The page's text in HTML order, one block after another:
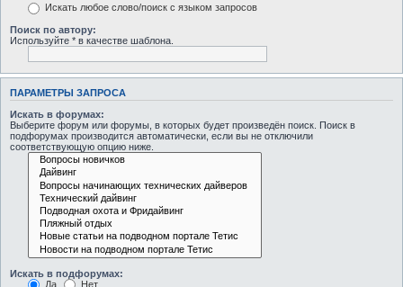
Искать любое слово/поиск с языком запросов
Поиск по автору:
Используйте * в качестве шаблона.
ПАРАМЕТРЫ ЗАПРОСА
Искать в форумах:
Выберите форум или форумы, в которых будет произведён поиск. Поиск в
подфорумах производится автоматически, если вы не отключили
соответствующую опцию ниже.
Искать в подфорумах:
Да
Нет